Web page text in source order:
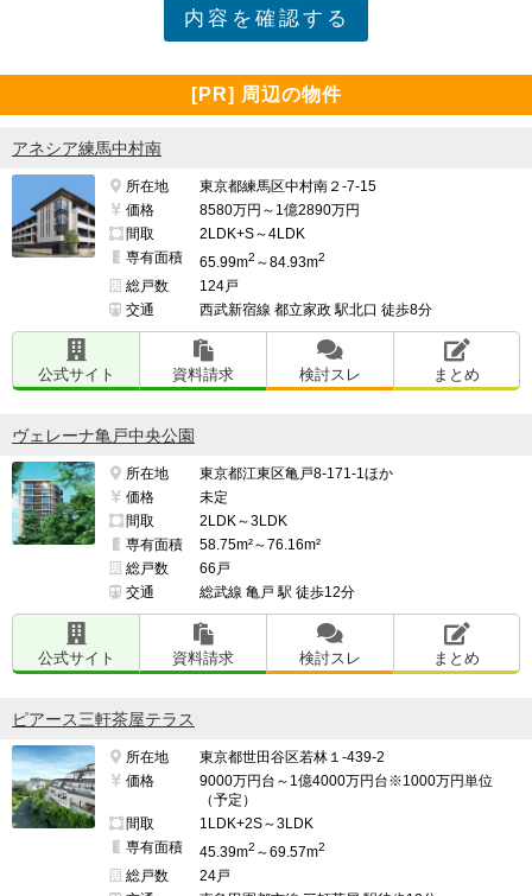
[PR] 周辺の物件
アネシア練馬中村南
所在地
東京都練馬区中村南２-7-15
価格
8580万円～1億2890万円
間取
2LDK+S～4LDK
専有面積
65.99m2 ～84.93m2
総戸数
124戸
交通
西武新宿線 都立家政 駅北口 徒歩8分
公式サイト 資料請求 検討スレ まとめ
ヴェレーナ亀戸中央公園
所在地
東京都江東区亀戸8-171-1ほか
価格
未定
間取
2LDK～3LDK
専有面積
58.75m²～76.16m²
総戸数
66戸
交通
総武線 亀戸 駅 徒歩12分
公式サイト 資料請求 検討スレ まとめ
ピアース三軒茶屋テラス
所在地
東京都世田谷区若林１-439-2
価格
9000万円台～1億4000万円台※1000万円単位
（予定）
間取
1LDK+2S～3LDK
専有面積
45.39m2 ～69.57m2
総戸数
24戸